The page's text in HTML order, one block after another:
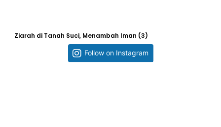
Ziarah di Tanah Suci, Menambah Iman (3)
Follow on Instagram